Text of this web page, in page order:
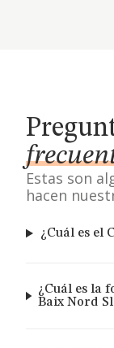
Estas son
hacen
¿Cuál es el
¿Cuál es la
Baix Nord